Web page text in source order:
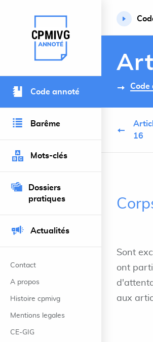
Retour à l’accueil du site
Code annoté
Barême
Mots-clés
Dossiers
pratiques
Actualités
Contact
A propos
Histoire cpmivg
Mentions legales
CE-GIG
Code
16
Sont
ont
aux